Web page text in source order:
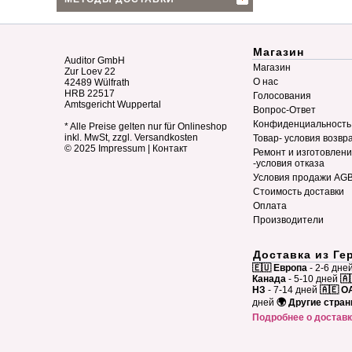
Auditor GmbH
Zur Loev 22
42489 Wülfrath
HRB 22517
Amtsgericht Wuppertal
* Alle Preise gelten nur für Onlineshop
inkl. MwSt, zzgl. Versandkosten
© 2025 Impressum Контакт
Магазин
Магазин
О нас
Голосования
Вопрос-Ответ
Конфиденциальность
Товар- условия
Ремонт и
-условия отказа
Условия продажи
Стоимость доставки
Оплата
Производители
Доставка из
🇪🇺 Европа - 2-6
Канада - 5-10 дней
НЗ - 7-14 дней 🇦🇪
дней 🌍 Другие
Подробнее о